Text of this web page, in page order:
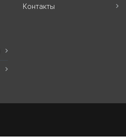
Контакты